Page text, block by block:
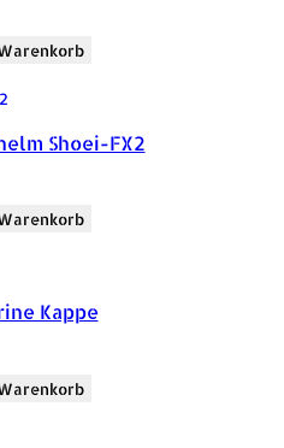
Shoei-FX2
Kappe